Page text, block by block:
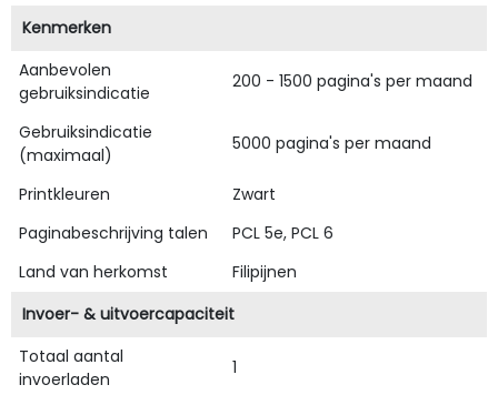
Kenmerken
Aanbevolen
gebruiksindicatie
200 - 1500 pagina's per maand
Gebruiksindicatie
(maximaal)
5000 pagina's per maand
Printkleuren
Zwart
Paginabeschrijving talen
PCL 5e, PCL 6
Land van herkomst
Filipijnen
Invoer- & uitvoercapaciteit
Totaal aantal
invoerladen
1